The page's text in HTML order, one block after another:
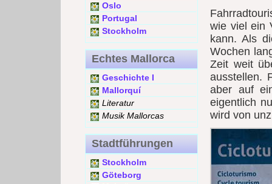
Oslo
Portugal
Stockholm
Echtes Mallorca
Geschichte I
Mallorquí
Literatur
Musik Mallorcas
Stadtführungen
Stockholm
Göteborg
wie viel ein
kann. Als
Wochen
Zeit weit
ausstellen.
aber auf
eigentlich
wird von